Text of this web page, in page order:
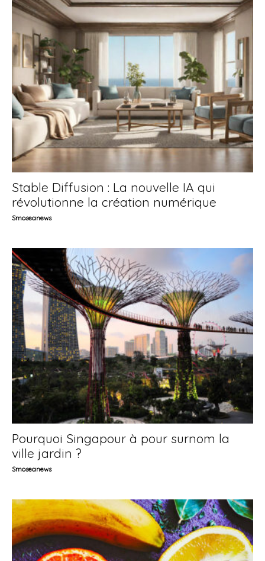
Stable Diffusion : La nouvelle IA qui
révolutionne la création numérique
Smoseanews
Pourquoi Singapour à pour surnom la
ville jardin ?
Smoseanews